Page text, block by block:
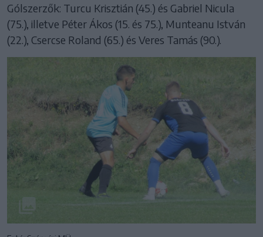
Gólszerzők: Turcu Krisztián (45.) és Gabriel Nicula
(75.), illetve Péter Ákos (15. és 75.), Munteanu István
(22.), Csercse Roland (65.) és Veres Tamás (90.).